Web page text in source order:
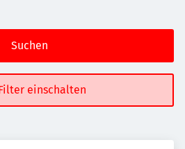
Suchen
einschalten